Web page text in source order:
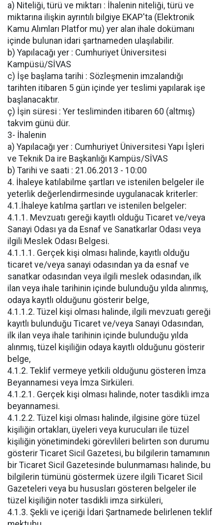
a) Niteliği, türü ve miktarı : İhalenin niteliği, türü ve
miktarına ilişkin ayrıntılı bilgiye EKAP'ta (Elektronik
Kamu Alımları Platfor mu) yer alan ihale dokümanı
içinde bulunan idari şartnameden ulaşılabilir.
b) Yapılacağı yer : Cumhuriyet Üniversitesi
Kampüsü/SİVAS
c) İşe başlama tarihi : Sözleşmenin imzalandığı
tarihten itibaren 5 gün içinde yer teslimi yapılarak işe
başlanacaktır.
ç) İşin süresi : Yer tesliminden itibaren 60 (altmış)
takvim günü dür.
3- İhalenin
a) Yapılacağı yer : Cumhuriyet Üniversitesi Yapı İşleri
ve Teknik Da ire Başkanlığı Kampüs/SİVAS
b) Tarihi ve saati : 21.06.2013 - 10:00
4. İhaleye katılabilme şartları ve istenilen belgeler ile
yeterlik değerlendirmesinde uygulanacak kriterler:
4.1.İhaleye katılma şartları ve istenilen belgeler:
4.1.1. Mevzuatı gereği kayıtlı olduğu Ticaret ve/veya
Sanayi Odası ya da Esnaf ve Sanatkarlar Odası veya
ilgili Meslek Odası Belgesi.
4.1.1.1. Gerçek kişi olması halinde, kayıtlı olduğu
ticaret ve/veya sanayi odasından ya da esnaf ve
sanatkar odasından veya ilgili meslek odasından, ilk
ilan veya ihale tarihinin içinde bulunduğu yılda alınmış,
odaya kayıtlı olduğunu gösterir belge,
4.1.1.2. Tüzel kişi olması halinde, ilgili mevzuatı gereği
kayıtlı bulunduğu Ticaret ve/veya Sanayi Odasından,
ilk ilan veya ihale tarihinin içinde bulunduğu yılda
alınmış, tüzel kişiliğin odaya kayıtlı olduğunu gösterir
belge,
4.1.2. Teklif vermeye yetkili olduğunu gösteren İmza
Beyannamesi veya İmza Sirküleri.
4.1.2.1. Gerçek kişi olması halinde, noter tasdikli imza
beyannamesi.
4.1.2.2. Tüzel kişi olması halinde, ilgisine göre tüzel
kişiliğin ortakları, üyeleri veya kurucuları ile tüzel
kişiliğin yönetimindeki görevlileri belirten son durumu
gösterir Ticaret Sicil Gazetesi, bu bilgilerin tamamının
bir Ticaret Sicil Gazetesinde bulunmaması halinde, bu
bilgilerin tümünü göstermek üzere ilgili Ticaret Sicil
Gazeteleri veya bu hususları gösteren belgeler ile
tüzel kişiliğin noter tasdikli imza sirküleri,
4.1.3. Şekli ve içeriği İdari Şartnamede belirlenen teklif